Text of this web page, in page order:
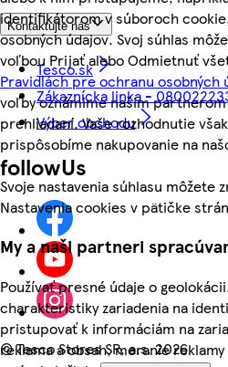
identifikátorom v súboroch
osobných údajov. Svoj súhlas
voľbou Prijať alebo Odmietnuť
Pravidlách pre ochranu osobných
voľby oznámime našim
prehliadaní. Vaše rozhodnutie
prispôsobíme nakupovanie na
Svoje nastavenia súhlasu môžete
Nastavenia cookies v pätičke
My a naši partneri
Používať presné údaje o
charakteristiky zariadenia na
pristupovať k informáciám na
reklama a obsah, meranie
Kontaktujte nás
Tesco.sk
Zákaznícka linka -
Výber obchodu
followUs
©Tesco Stores SR, a.s. 2026